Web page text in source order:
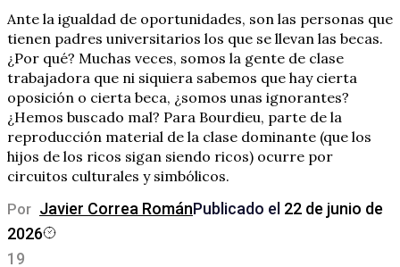
Ante la igualdad de oportunidades, son las personas que
tienen padres universitarios los que se llevan las becas.
¿Por qué? Muchas veces, somos la gente de clase
trabajadora que ni siquiera sabemos que hay cierta
oposición o cierta beca, ¿somos unas ignorantes?
¿Hemos buscado mal? Para Bourdieu, parte de la
reproducción material de la clase dominante (que los
hijos de los ricos sigan siendo ricos) ocurre por
circuitos culturales y simbólicos.
Por Javier Correa RománPublicado el 22 de junio de
2026
19